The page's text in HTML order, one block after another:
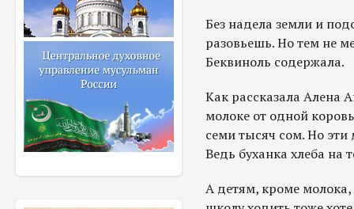
Без надела земли и
разовьешь. Но тем не
Беквиноль содержала.
Как рассказала Алена
молоке от одной
семи тысяч сом. Но эти
Ведь буханка хлеба на
А детям, кроме